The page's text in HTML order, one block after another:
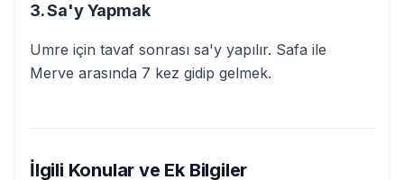
3. Sa'y Yapmak
Umre için tavaf sonrası sa'y yapılır. Safa ile
Merve arasında 7 kez gidip gelmek.
İlgili Konular ve Ek Bilgiler